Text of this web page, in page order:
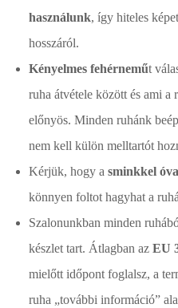
használunk, így hiteles
hosszáról.
Kényelmes fehérneműt
ruha átvétele között és ami a
előnyös. Minden ruhánk
nem kell külön melltartót
Kérjük, hogy asminkkel
könnyen foltot hagyhat a
Szalonunkban minden
készlet tart. Átlagban azEU
mielőtt időpont foglalsz, a
ruha „további információ”